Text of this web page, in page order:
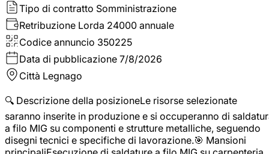
Tipo di contratto Somministrazione
Retribuzione Lorda 24000 annuale
Codice annuncio 350225
Data di pubblicazione 7/8/2026
Città Legnago
🔍 Descrizione della posizioneLe risorse selezionate
saranno inserite in produzione e si occuperanno di
a filo MIG su componenti e strutture metalliche, seguendo
disegni tecnici e specifiche di lavorazione.🎯 Mansioni